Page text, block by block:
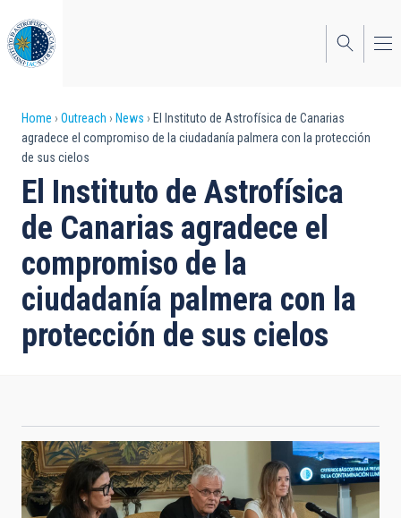
to
main
content
Breadcrumb
Home Outreach News
El Instituto de Astrofísica de Canarias
agradece el compromiso de la ciudadanía palmera con la protección
de sus cielos
El Instituto de Astrofísica
de Canarias agradece el
compromiso de la
ciudadanía palmera con la
protección de sus cielos